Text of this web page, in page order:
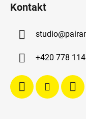
Kontakt
studio@
+420 778